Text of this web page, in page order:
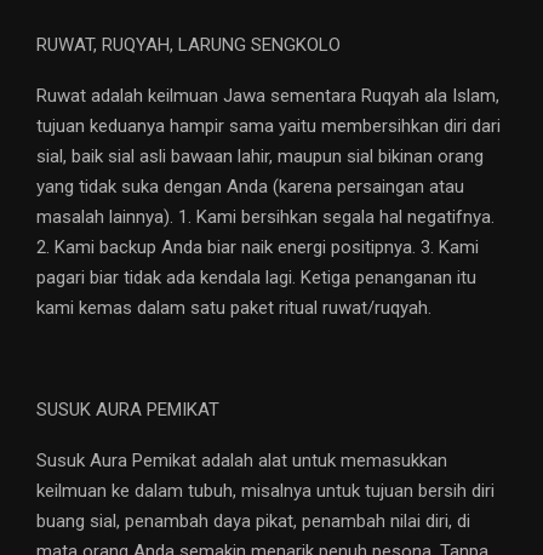
RUWAT, RUQYAH, LARUNG SENGKOLO
Ruwat adalah keilmuan Jawa sementara Ruqyah ala Islam,
tujuan keduanya hampir sama yaitu membersihkan diri dari
sial, baik sial asli bawaan lahir, maupun sial bikinan orang
yang tidak suka dengan Anda (karena persaingan atau
masalah lainnya). 1. Kami bersihkan segala hal negatifnya.
2. Kami backup Anda biar naik energi positipnya. 3. Kami
pagari biar tidak ada kendala lagi. Ketiga penanganan itu
kami kemas dalam satu paket ritual ruwat/ruqyah.
SUSUK AURA PEMIKAT
Susuk Aura Pemikat adalah alat untuk memasukkan
keilmuan ke dalam tubuh, misalnya untuk tujuan bersih diri
buang sial, penambah daya pikat, penambah nilai diri, di